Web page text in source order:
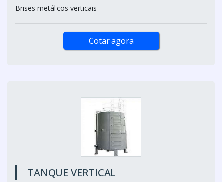
Brises metálicos verticais
Cotar agora
TANQUE VERTICAL